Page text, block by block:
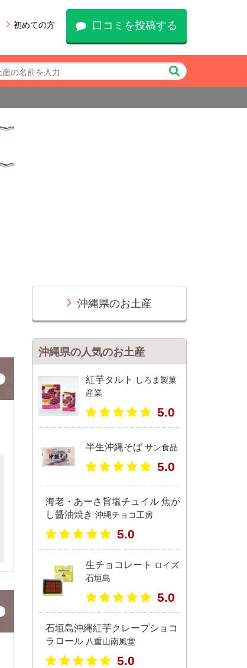
初めての方 口コミを投稿する
沖縄県のお土産
沖縄県の人気のお土産
紅芋タルト
しろま製菓
産業
5.0
半生沖縄そば サン食品
5.0
海老・あーさ旨塩チュイル 焦が
し醤油焼き 沖縄チョコ工房
5.0
生チョコレート
ロイズ
石垣島
5.0
石垣島沖縄紅芋クレープショコ
ラロール八重山南風堂
5.0